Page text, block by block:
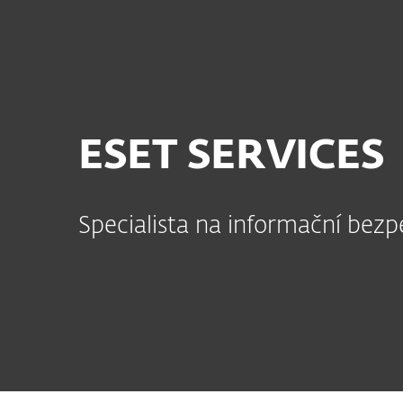
ESET SERVICES
Specialista na informační